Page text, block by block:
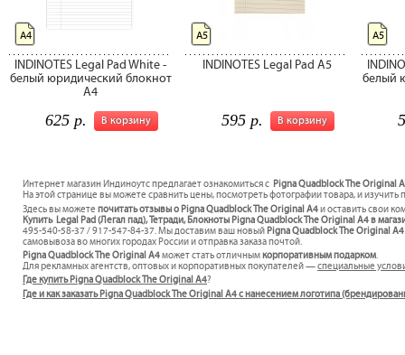
INDINOTES Legal Pad White -
белый юридический блокнот
А4
В корзину
625 р.
А4
INDINOTES Legal Pad A5
В корзину
595 р.
А5
белый
А5
Интернет магазин Индиноутс предлагает ознакомиться с Pigna Quadblock The Original
На этой странице вы можете сравнить цены, посмотреть фотографии товара, и
Здесь вы можете почитать отзывы о Pigna Quadblock The Original A4и оставить свои
Купить Legal Pad (Легал пад), Тетради, Блокноты Pigna Quadblock The Original A4 в
495-540-58-37 / 917-547-84-37. Мы доставим ваш новый Pigna Quadblock The Original
самовывоза во многих городах России и отправка заказа почтой.
Pigna Quadblock The Original A4может стать отличнымкорпоративным подарком.
Для рекламных агентств, оптовых и корпоративных покупателей —специальные
Где купить Pigna Quadblock The Original A4?
Где и как заказать Pigna Quadblock The Original A4 с нанесением логотипа